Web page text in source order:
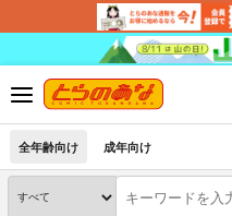
全年齢向け 成年向け